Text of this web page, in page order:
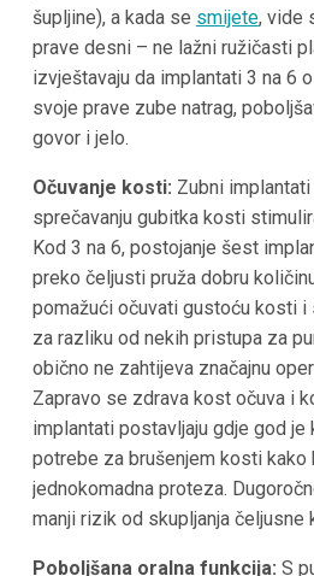
šupljine), a kada se smijete, vide
prave desni – ne lažni ružičasti
izvještavaju da implantati 3 na 6
svoje prave zube natrag,
govor i jelo.
Očuvanje kosti: Zubni
sprečavanju gubitka kosti
Kod 3 na 6, postojanje šest
preko čeljusti pruža dobru
pomažući očuvati gustoću kosti i
za razliku od nekih pristupa za
obično ne zahtijeva značajnu
Zapravo se zdrava kost očuva i
implantati postavljaju gdje god
potrebe za brušenjem kosti kako
jednokomadna proteza.
manji rizik od skupljanja čeljusne
Poboljšana oralna funkcija: S